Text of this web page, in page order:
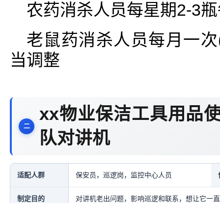
农药消杀人员每星期2-3
老鼠药消杀人员每月一
当调整
xx物业保洁工具用品
队对讲机
适配人群 保安员，巡逻岗，监控中心人员
制定目的 对讲机老出问题，影响巡逻和联系，想让它一